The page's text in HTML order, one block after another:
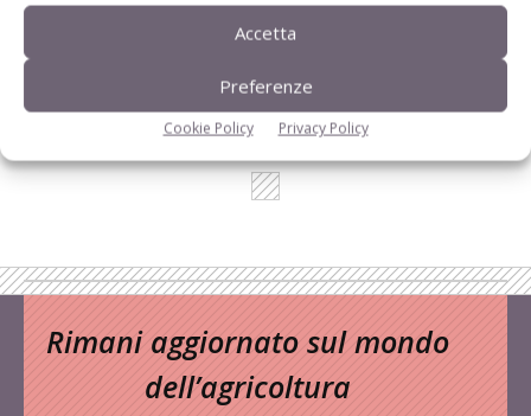
Accetta
Preferenze
Cookie Policy Privacy Policy
Cerca adesso
Rimani aggiornato sul mondo
dell’agricoltura